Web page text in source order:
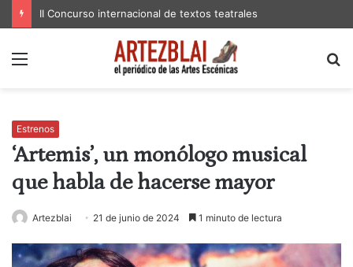
II Concurso internacional de textos teatrales
Menú
Estrenos
‘Artemis’, un monólogo musical
que habla de hacerse mayor
Artezblai 21 de junio de 2024 1 minuto de lectura